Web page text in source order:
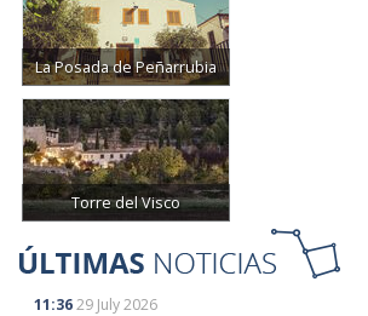
La Posada de Peñarrubia
Torre del Visco
11:36 29 July 2026